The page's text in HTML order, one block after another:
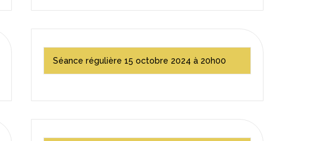
Séance régulière 15 octobre 2024 à 20h00